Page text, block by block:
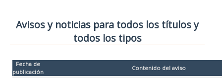
Avisos y noticias para todos los títulos y
todos los tipos
Fecha de
publicación
Contenido del aviso